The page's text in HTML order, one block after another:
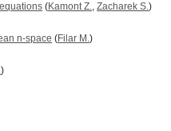
(Kamont Z., Zacharek S.)
n-space (Filar M.)
)